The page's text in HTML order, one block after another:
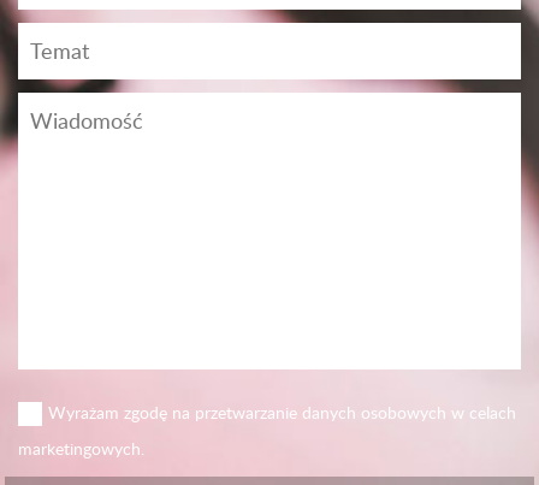
Wyrażam zgodę na przetwarzanie danych osobowych w celach
marketingowych.